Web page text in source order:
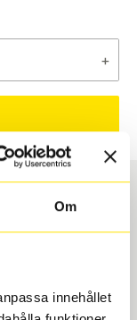
Om
innehållet
+
112H